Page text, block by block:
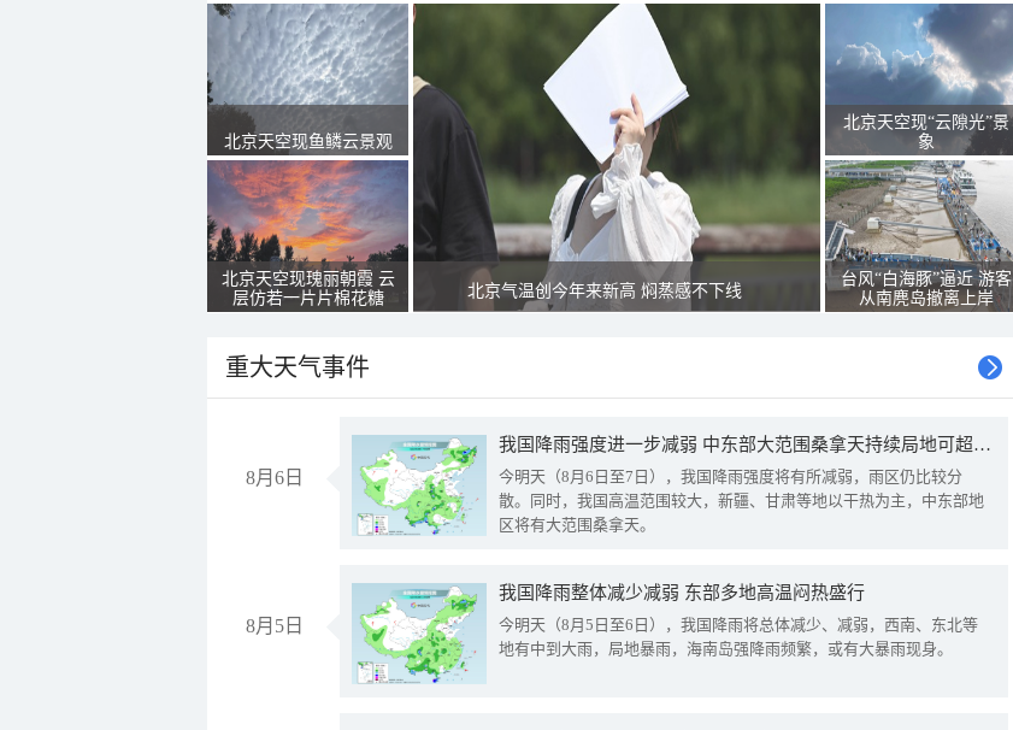
北京天空现鱼鳞云景观
北京天空现瑰丽朝霞 云
层仿若一片片棉花糖
北京气温创今年来新高 焖蒸感不下线
北京天空现“云隙光”景
象
台风“白海豚”逼近 游客
从南麂岛撤离上岸
重大天气事件
8月6日
我国降雨强度进一步减弱 中东部大范围桑拿天持续局地可超38℃
今明天（8月6日至7日），我国降雨强度将有所减弱，雨区仍比较分
散。同时，我国高温范围较大，新疆、甘肃等地以干热为主，中东部地
区将有大范围桑拿天。
8月5日
我国降雨整体减少减弱 东部多地高温闷热盛行
今明天（8月5日至6日），我国降雨将总体减少、减弱，西南、东北等
地有中到大雨，局地暴雨，海南岛强降雨频繁，或有大暴雨现身。